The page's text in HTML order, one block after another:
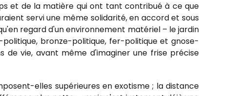
et de la matière qui ont tant contribué à ce que
servi une même solidarité, en accord et sous
regard d'un environnement matériel – le jardin
bronze-politique, fer-politique et gnose-
de vie, avant même d'imaginer une frise précise
elles supérieures en exotisme ; la distance